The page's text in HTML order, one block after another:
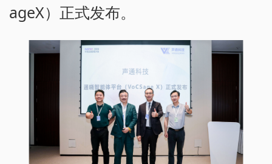
ageX）正式发布。